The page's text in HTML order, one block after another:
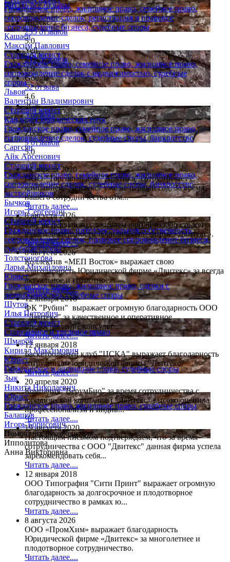
Гражданское право, жилищное право, семейное право,
сопровождение сделок, регистрация и правовое
сопровождение бизнеса, судебные споры
Кашаев
Максим Павлович
Старший юрист
Гражданское право, семейное право, жилищное право,
сопровождение сделок с недвижимостью, судебные
споры
Львов
Валентин Владимирович
Старший юрист
Кандидат юридических наук
Гражданское право, семейное право, жилищное право,
сопровождение сделок, судебные споры, банкротство
Саргсян
Айк Арсенович
Старший юрист
Гражданское право, семейное право, жилищное право,
сопровождение сделок, судебные споры, банкротство
застройщиков
Бычков
Игорь Сергеевич
Старший юрист
Гражданское право, интеллектуальная собственность,
сопровождение сделок, правовое сопровождение бизнеса,
судебные споры
Толстоногова
Дарья Михайловна
Юрист
Гражданское право, жилищное право, сделки с
недвижимостью, судебные споры
Шутов
Илья Петрович
Старший юрист
Спортивное и трудовое право
Шмаров
Кирилл Максимович
Юрист
Гражданское и жилищное право, судебные споры
Зык
Никита Николаевич
Юрист
Гражданское право, жилищное право, судебные споры
Балашов
Игорь Борисович
Помощник руководителя
Ипполитова
Анна Викторовна
Читать все отзывы
Яндекс
235 отзывов
5.0
Yell
212 отзывов
4.9
Google
52 отзыва
4.6
2Gis
3 отзыва
5.0
Zoon
9 отзывов
5.0
14 апреля 2020
ООО "Торговый дом "Арктика" сотрудничает с
компанией "Двитекс" уже не первый год. За время
нашего сотрудничества отм...
Читать далее....
8 августа 2026
Уже не первый год доверяем юридическую сторону
нашей деятельности Юридической фирме «Двитекс».
Читать далее....
8 августа 2026
Коллектив «МЕП Восток» выражает свою
благодарность Юридической фирме «Двитекс» за всегда
актуальное и грамотное...
Читать далее....
12 января 2018
ФК "Рубин" выражает огромную благодарность ООО
"Двитекс" за качественное и оперативное
предоставление консульт...
Читать далее....
12 января 2018
Баскетбольный клуб "ЦСКА" выражает благодарность
сотрудникам юридической фирмы "Двитекс"
Читать далее....
20 апреля 2020
Компания "ВерумБио" за время сотрудничества с
юридической компанией "Двитекс" высоко оценила
профессионализм и индив...
Читать далее....
19 августа 2020
Настоящим письмом подтверждаем, что за время
сотрудничества с ООО "Двитекс" данная фирма успела
зарекомендовать себя...
Читать далее....
12 января 2018
ООО Типография "Сити Принт" выражает огромную
благодарность за долгосрочное и плодотворное
сотрудничество в рамках ю...
Читать далее....
8 августа 2026
ООО «ПромХим» выражает благодарность
Юридической фирме «Двитекс» за многолетнее и
плодотворное сотрудничество.
Читать далее....